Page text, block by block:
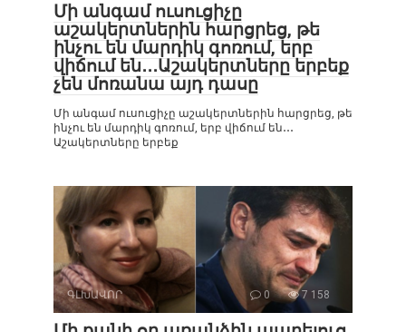
Մի անգամ ուսուցիչը
աշակերտներին հարցրեց, թե
ինչու են մարդիկ գոռում, երբ
վիճում են․․․Աշակերտները երբեք
չեն մոռանա այդ դասը
Մի անգամ ուսուցիչը աշակերտներին հարցրեց, թե
ինչու են մարդիկ գոռում, երբ վիճում են․․․
Աշակերտները երբեք
ԳԼԽԱՎՈՐ 0 7 158